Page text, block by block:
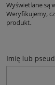
Wyświetlane są
Weryfikujemy,
produkt.
Imię lub